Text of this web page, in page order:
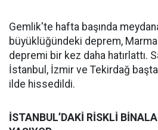
Gemlik'te hafta başında
büyüklüğündeki deprem,
depremi bir kez daha hatırlattı.
İstanbul, İzmir ve Tekirdağ
ilde hissedildi.
İSTANBUL’DAKİ RİSKLİ